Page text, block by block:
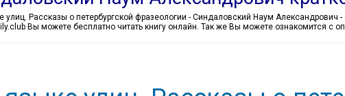
Вы можете бесплатно читать книгу онлайн. Так же Вы можете ознакомится с